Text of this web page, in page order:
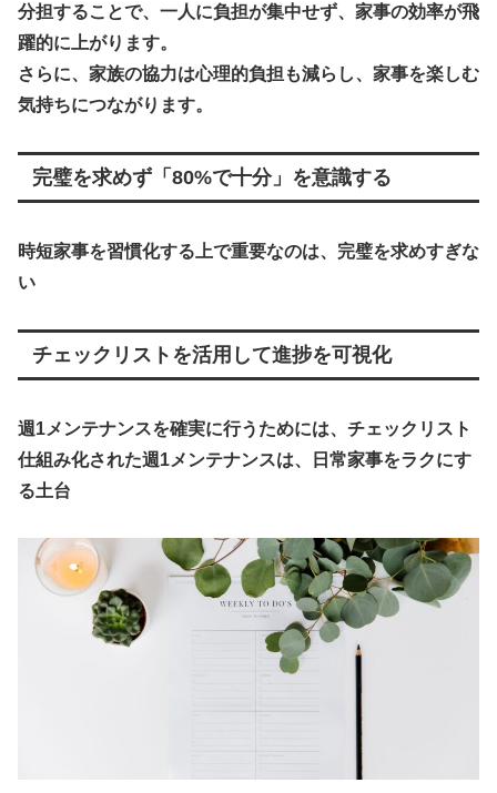
分担することで、一人に負担が集中せず、家事の効率が飛
躍的に上がります。
さらに、家族の協力は心理的負担も減らし、家事を楽しむ
気持ちにつながります。
完璧を求めず「80%で十分」を意識する
時短家事を習慣化する上で重要なのは、 完璧を求めすぎな
い
チェックリストを活用して進捗を可視化
週1メンテナンスを確実に行うためには、 チェックリスト
仕組み化された週1メンテナンスは、日常家事をラクにす
る土台